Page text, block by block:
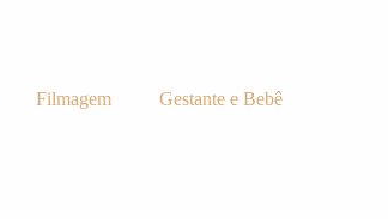
Filmagem Gestante e Bebê